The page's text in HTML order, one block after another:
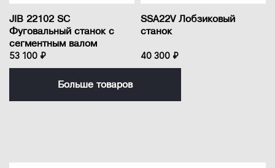
JIB 22102 SC
Фуговальный станок с
сегментным валом
53 100 ₽
SSA22V Лобзиковый
станок
40 300 ₽
Больше товаров